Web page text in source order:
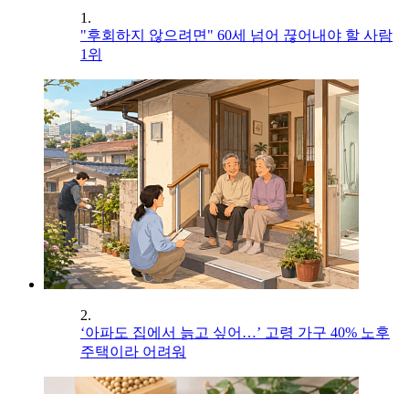
1.
"후회하지 않으려면" 60세 넘어 끊어내야 할 사람
1위
2.
‘아파도 집에서 늙고 싶어…’ 고령 가구 40% 노후
주택이라 어려워